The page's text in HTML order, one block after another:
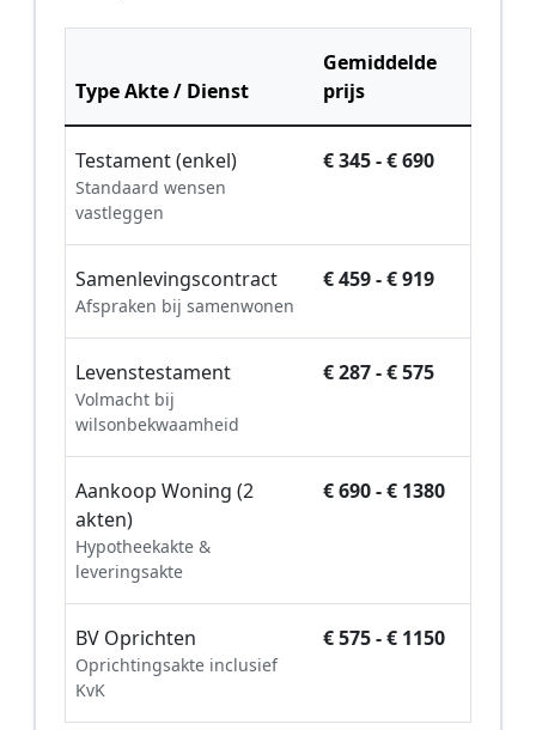
Type Akte / Dienst
Gemiddelde
prijs
Testament (enkel)
Standaard wensen
vastleggen
€ 345 - € 690
Samenlevingscontract
Afspraken bij samenwonen
€ 459 - € 919
Levenstestament
Volmacht bij
wilsonbekwaamheid
€ 287 - € 575
Aankoop Woning (2
akten)
Hypotheekakte &
leveringsakte
€ 690 - € 1380
BV Oprichten
Oprichtingsakte inclusief
KvK
€ 575 - € 1150